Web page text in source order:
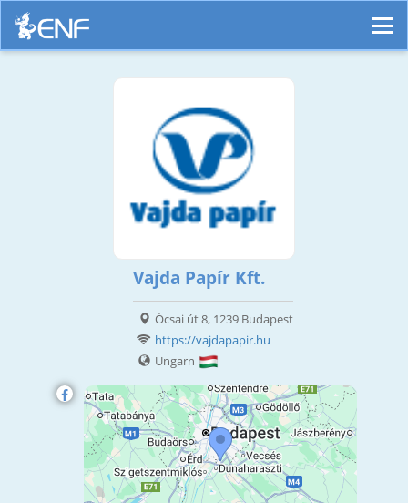
Vajda Papír Kft.
Ócsai út 8, 1239 Budapest
https://vajdapapir.hu
Ungarn